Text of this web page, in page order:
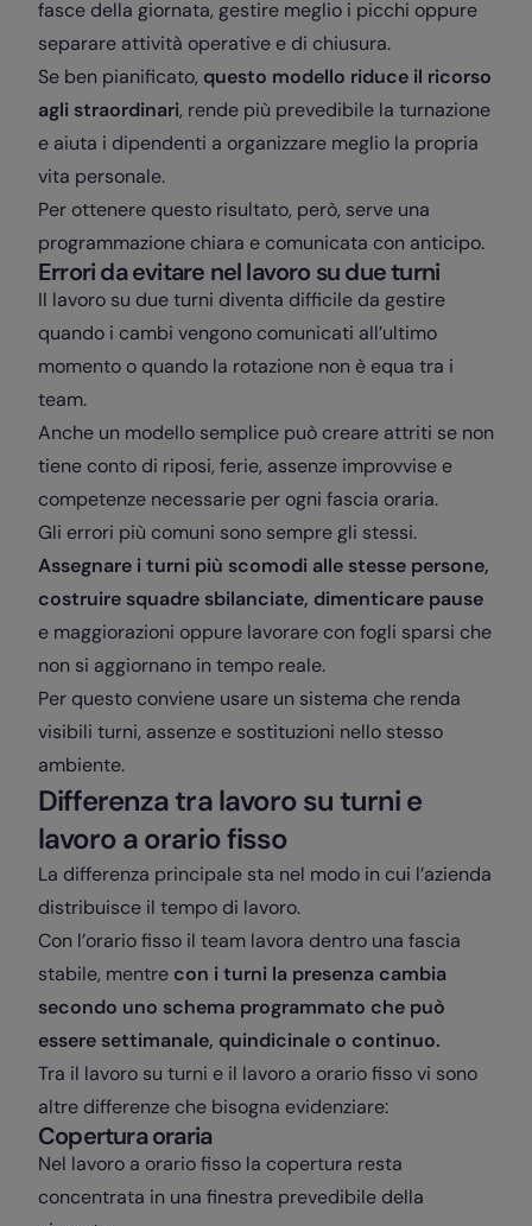
fasce della giornata, gestire meglio i picchi oppure
separare attività operative e di chiusura.
Se ben pianificato, questo modello riduce il ricorso
agli straordinari, rende più prevedibile la turnazione
e aiuta i dipendenti a organizzare meglio la propria
vita personale.
Per ottenere questo risultato, però, serve una
programmazione chiara e comunicata con anticipo.
Errori da evitare nel lavoro su due turni
Il lavoro su due turni diventa difficile da gestire
quando i cambi vengono comunicati all’ultimo
momento o quando la rotazione non è equa tra i
team.
Anche un modello semplice può creare attriti se non
tiene conto di riposi, ferie, assenze improvvise e
competenze necessarie per ogni fascia oraria.
Gli errori più comuni sono sempre gli stessi.
Assegnare i turni più scomodi alle stesse persone,
costruire squadre sbilanciate, dimenticare pause
e maggiorazioni oppure lavorare con fogli sparsi che
non si aggiornano in tempo reale.
Per questo conviene usare un sistema che renda
visibili turni, assenze e sostituzioni nello stesso
ambiente.
Differenza tra lavoro su turni e
lavoro a orario fisso
La differenza principale sta nel modo in cui l’azienda
distribuisce il tempo di lavoro.
Con l’orario fisso il team lavora dentro una fascia
stabile, mentre con i turni la presenza cambia
secondo uno schema programmato che può
essere settimanale, quindicinale o continuo.
Tra il lavoro su turni e il lavoro a orario fisso vi sono
altre differenze che bisogna evidenziare:
Copertura oraria
Nel lavoro a orario fisso la copertura resta
concentrata in una finestra prevedibile della